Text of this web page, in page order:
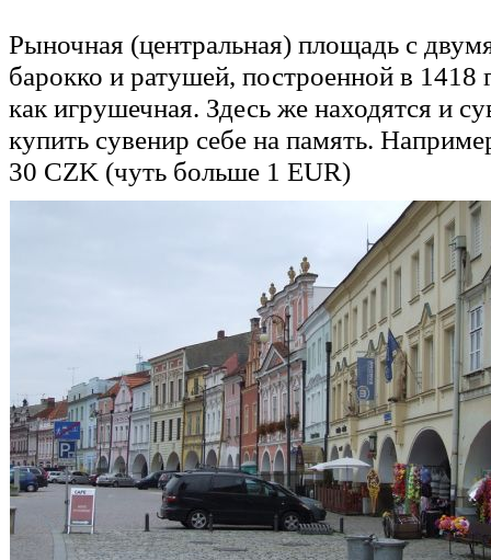
Рыночная (центральная) площадь с
барокко и ратушей, построенной в 1418
как игрушечная. Здесь же находятся и
купить сувенир себе на память.
30 CZK (чуть больше 1 EUR)